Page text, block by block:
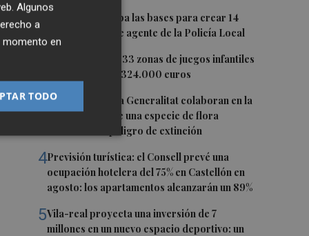
1
Burriana aprueba las bases para crear 14
nuevas plazas de agente de la Policía Local
Castelló mejora 33 zonas de juegos infantiles
en julio: destina 324.000 euros
3PortCastelló y la Generalitat colaboran en la
conservación de una especie de flora
autóctona en peligro de extinción
4Previsión turística: el Consell prevé una
ocupación hotelera del 75% en Castellón en
agosto: los apartamentos alcanzarán un 89%
5Vila-real proyecta una inversión de 7
millones en un nuevo espacio deportivo: un
Algunos
a
momento en
TODO